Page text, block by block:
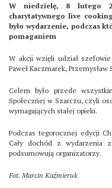
W niedzielę, 8 lutego
charytatywnego live
było wydarzenie, podczas
pomaganiem
W akcji wzięli udział
Paweł Kaczmarek, Przemysław
Celem było przede
Społecznej w Szarczu, czyli
wymagających stałej opieki.
Podczas tegorocznej edycji
Cały dochód z wydarzenia
podsumowują organizatorzy.
Fot. Marcin Kaźmieruk